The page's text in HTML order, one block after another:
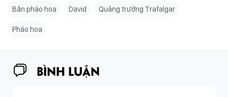
Bắn pháo hoa David Quảng trường Trafalgar
Pháo hoa
BÌNH LUẬN